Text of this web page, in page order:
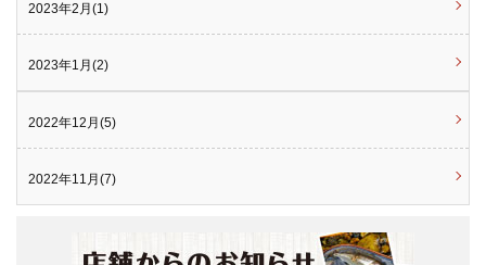
2023年2月(1)
2023年1月(2)
2022年12月(5)
2022年11月(7)